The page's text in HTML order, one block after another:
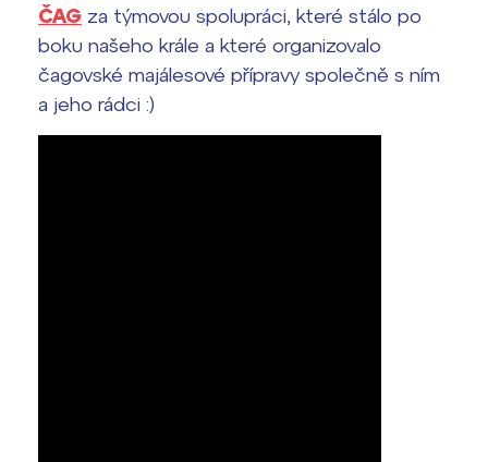
ČAG za týmovou spolupráci, které stálo po
boku našeho krále a které organizovalo
čagovské majálesové přípravy společně s ním
a jeho rádci :)